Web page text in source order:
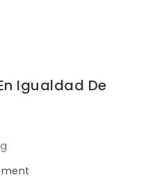
Igualdad De